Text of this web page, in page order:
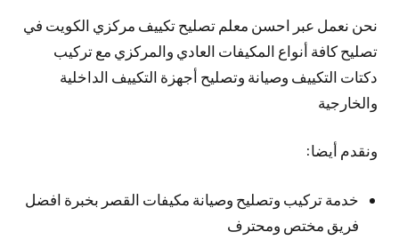
نحن نعمل عبر احسن معلم تصليح تكييف مركزي الكويت في
تصليح كافة أنواع المكيفات العادي والمركزي مع تركيب
دكتات التكييف وصيانة وتصليح أجهزة التكييف الداخلية
والخارجية
ونقدم أيضا:
خدمة تركيب وتصليح وصيانة مكيفات القصر بخبرة افضل
فريق مختص ومحترف